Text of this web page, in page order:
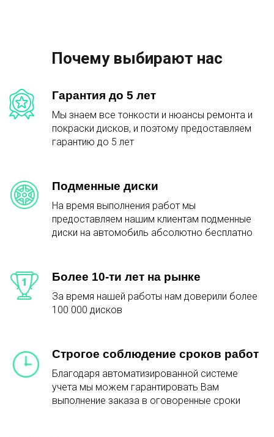
Почему выбирают нас
Гарантия до 5 лет
Мы знаем все тонкости и нюансы ремонта и
покраски дисков, и поэтому предоставляем
гарантию до 5 лет
Подменные диски
На время выполнения работ мы
предоставляем нашим клиентам подменные
диски на автомобиль абсолютно бесплатно
Более 10-ти лет на рынке
За время нашей работы нам доверили более
100 000 дисков
Строгое соблюдение сроков работ
Благодаря автоматизированной системе
учета мы можем гарантировать Вам
выполнение заказа в оговоренные сроки